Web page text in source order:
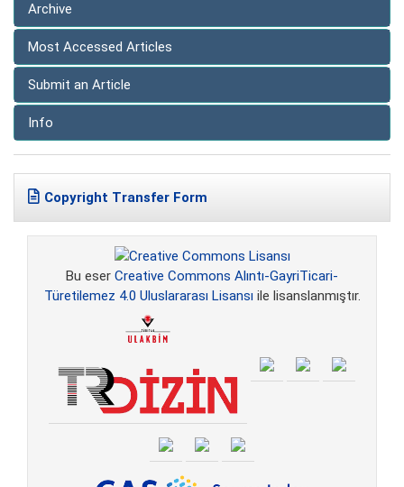
Archive
Most Accessed Articles
Submit an Article
Info
Copyright Transfer Form
Bu eser Creative Commons Alıntı-GayriTicari-
Türetilemez 4.0 Uluslararası Lisansı ile lisanslanmıştır.